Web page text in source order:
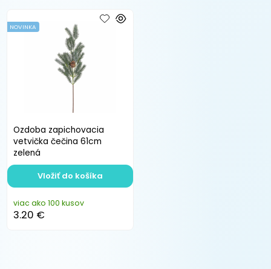
Ozdoba zapichovacia
vetvička čečina 61cm
zelená
NOVINKA
viac ako 100 kusov
3.20 €
Vložiť do košíka